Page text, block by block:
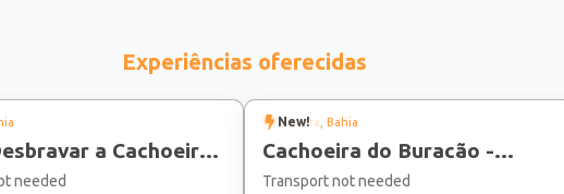
Experiências oferecidas
needed
New!
Ibicoara , Bahia
Cachoeira do Buracão -
Ibicoara
Transport not needed